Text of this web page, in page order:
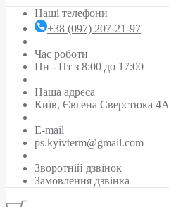
Наші телефони
+38 (097) 207-21-97
Час роботи
Пн - Пт з 8:00 до 17:00
Наша адреса
Київ, Євгена Сверстюка 4А
E-mail
ps.kyivterm@gmail.com
Зворотній дзвінок
Замовлення дзвінка